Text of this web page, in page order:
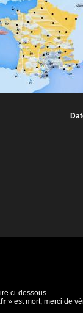
ci-dessous.
» est mort, merci de